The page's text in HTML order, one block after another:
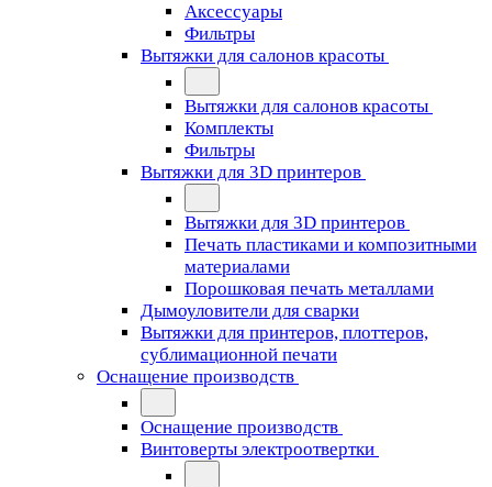
Аксессуары
Фильтры
Вытяжки для салонов красоты
Вытяжки для салонов красоты
Комплекты
Фильтры
Вытяжки для 3D принтеров
Вытяжки для 3D принтеров
Печать пластиками и композитными
материалами
Порошковая печать металлами
Дымоуловители для сварки
Вытяжки для принтеров, плоттеров,
сублимационной печати
Оснащение производств
Оснащение производств
Винтоверты электроотвертки